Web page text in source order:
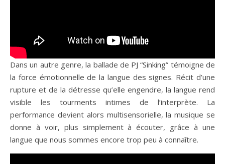
Dans un autre genre, la ballade de PJ “Sinking” témoigne de
la force émotionnelle de la langue des signes. Récit d’une
rupture et de la détresse qu’elle engendre, la langue rend
visible les tourments intimes de l’interprète. La
performance devient alors multisensorielle, la musique se
donne à voir, plus simplement à écouter, grâce à une
langue que nous sommes encore trop peu à connaître.